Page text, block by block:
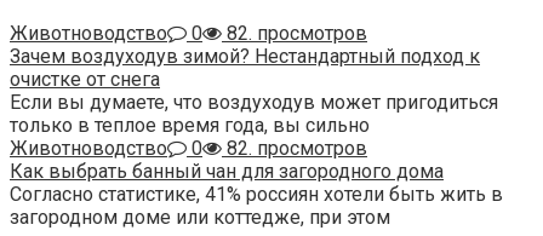
Животноводство
0
82. просмотров
Зачем воздуходув зимой? Нестандартный подход к
очистке от снега
Если вы думаете, что воздуходув может пригодиться
только в теплое время года, вы сильно
Животноводство
0
82. просмотров
Как выбрать банный чан для загородного дома
Согласно статистике, 41% россиян хотели быть жить в
загородном доме или коттедже, при этом